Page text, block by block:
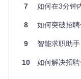
三、核心价值
3.1 效率提升维度
💡数据卡片
减少80%无效浏
7 如何在3分钟内筛
8 如何突破招聘信
9 智能求职助
10 如何解决招聘信息